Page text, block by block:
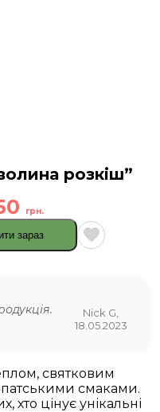
розкіш”
грн.
зараз
Nick G,
18.05.2023
святковим
смаками.
хто цінує унікальні